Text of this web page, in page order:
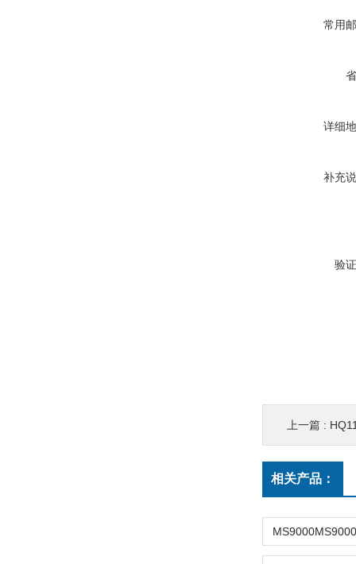
常用
详细
补充
验
上一篇 :
相关产品：